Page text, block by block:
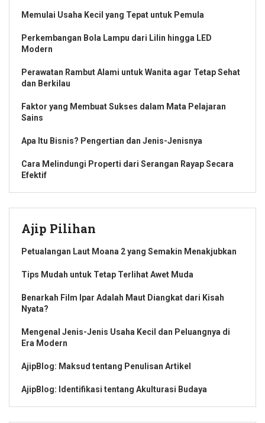
Memulai Usaha Kecil yang Tepat untuk Pemula
Perkembangan Bola Lampu dari Lilin hingga LED
Modern
Perawatan Rambut Alami untuk Wanita agar Tetap Sehat
dan Berkilau
Faktor yang Membuat Sukses dalam Mata Pelajaran
Sains
Apa Itu Bisnis? Pengertian dan Jenis-Jenisnya
Cara Melindungi Properti dari Serangan Rayap Secara
Efektif
Ajip Pilihan
Petualangan Laut Moana 2 yang Semakin Menakjubkan
Tips Mudah untuk Tetap Terlihat Awet Muda
Benarkah Film Ipar Adalah Maut Diangkat dari Kisah
Nyata?
Mengenal Jenis-Jenis Usaha Kecil dan Peluangnya di
Era Modern
AjipBlog: Maksud tentang Penulisan Artikel
AjipBlog: Identifikasi tentang Akulturasi Budaya